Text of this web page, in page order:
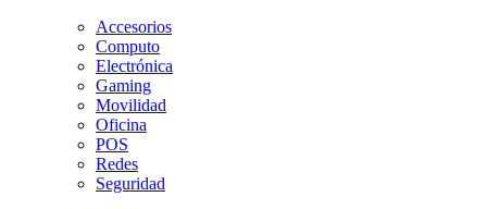
Accesorios
Computo
Electrónica
Gaming
Movilidad
Oficina
POS
Redes
Seguridad